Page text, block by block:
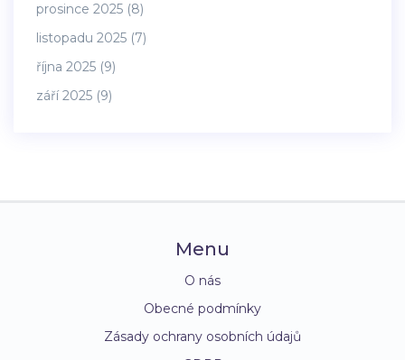
prosince 2025 (8)
listopadu 2025 (7)
října 2025 (9)
září 2025 (9)
Menu
O nás
Obecné podmínky
Zásady ochrany osobních údajů